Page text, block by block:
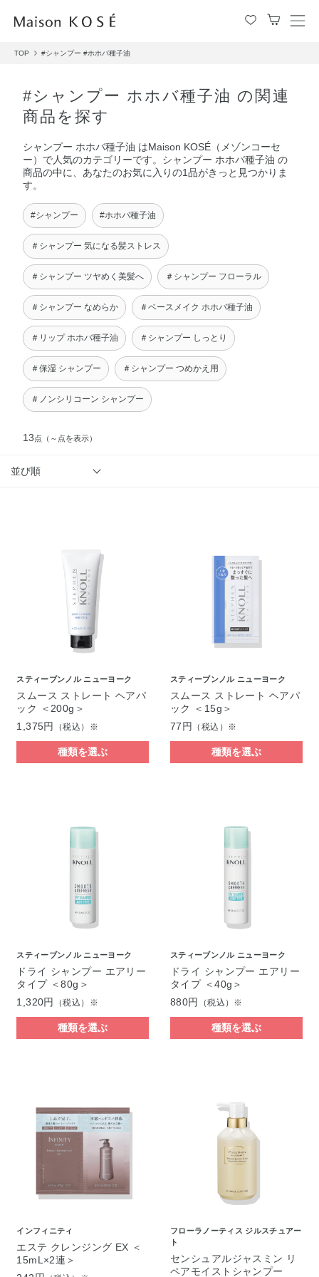
メ
TOP #シャンプー #ホホバ種子油
#シャンプー ホホバ種子油 の関連
商品を探す
シャンプー ホホバ種子油 はMaison KOSÉ（メゾンコーセ
ー）で人気のカテゴリーです。シャンプー ホホバ種子油 の
商品の中に、あなたのお気に入りの1品がきっと見つかりま
す。
#シャンプー #ホホバ種子油
＃シャンプー 気になる髪ストレス
＃シャンプー ツヤめく美髪へ ＃シャンプー フローラル
＃シャンプー なめらか ＃ベースメイク ホホバ種子油
＃リップ ホホバ種子油 ＃シャンプー しっとり
＃保湿 シャンプー ＃シャンプー つめかえ用
＃ノンシリコーン シャンプー
13点 （～点を表示）
並び順
スティーブンノル ニューヨーク
スムース ストレート ヘアパ
ック ＜200g＞
1,375円
（税込）※
種類を選ぶ
スティーブンノル ニューヨーク
スムース ストレート ヘアパ
ック ＜15g＞
77円
（税込）※
種類を選ぶ
スティーブンノル ニューヨーク
ドライ シャンプー エアリー
タイプ ＜80g＞
1,320円
（税込）※
種類を選ぶ
スティーブンノル ニューヨーク
ドライ シャンプー エアリー
タイプ ＜40g＞
880円
（税込）※
種類を選ぶ
インフィニティ
エステ クレンジング EX ＜
15mL×2連＞
フローラノーティス ジルスチュアー
ト
センシュアルジャスミン リ
ペアモイストシャンプー